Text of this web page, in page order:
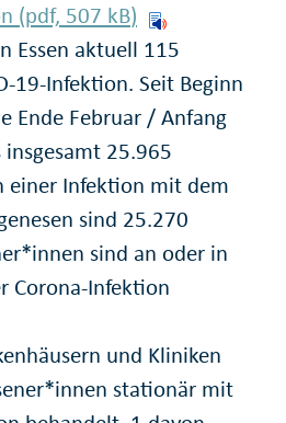
(pdf, 507 kB)
Essen aktuell 115
19-Infektion. Seit Beginn
Ende Februar / Anfang
25.965
einer Infektion mit dem
sind 25.270
sind an oder in
Corona-Infektion
und Kliniken
stationär mit